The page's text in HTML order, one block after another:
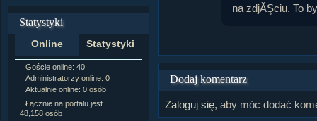
Statystyki
Online Statystyki
Goście online: 40
Administratorzy online: 0
Aktualnie online: 0 osób
Łącznie na portalu jest
48,158 osób
Dodanych newsów:10,564
Tematów na forum:
3,921
Postów na forum: 319,637
na zdjĂŞciu. To
Dodaj komentarz
Zaloguj się, aby móc dodać